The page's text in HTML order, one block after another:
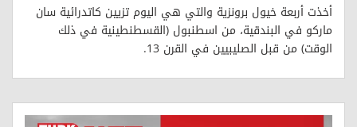
أخذت أربعة خيول برونزية والتي هي اليوم تزيين كاتدرائية سان
ماركو في البندقية، من اسطنبول (القسطنطينية في ذلك
الوقت) من قبل الصليبيين في القرن 13.